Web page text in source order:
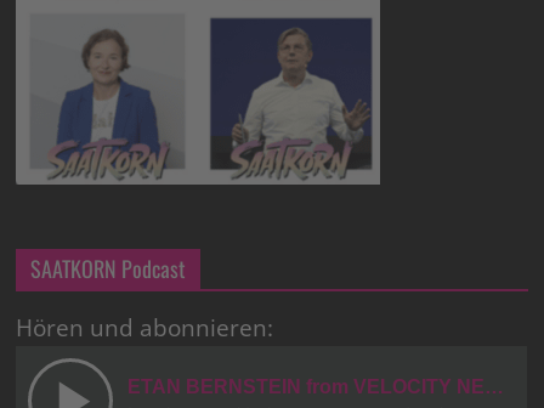
SAATKORN Podcast
Hören und abonnieren: